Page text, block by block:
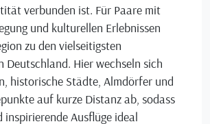
verbunden ist. Für Paare mit
und kulturellen Erlebnissen
zu den vielseitigsten
Deutschland. Hier wechseln sich
historische Städte, Almdörfer und
auf kurze Distanz ab, sodass
inspirierende Ausflüge ideal